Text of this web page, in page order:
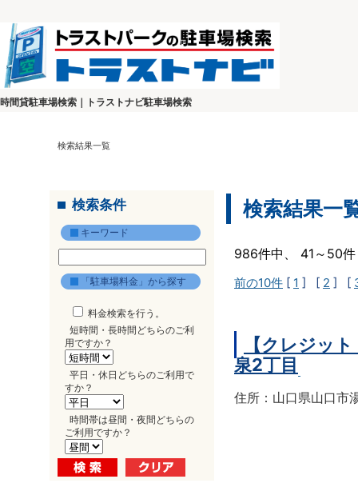
時間貸駐車場検索｜トラストナビ駐車場検索
検索結果一覧
検索条件
キーワード
「駐車場料金」から探す
料金検索を行う。
短時間・長時間どちらのご利
用ですか？
平日・休日どちらのご利用で
すか？
時間帯は昼間・夜間どちらの
ご利用ですか？
検索結果一
986件中、 41～50
前の10件 [ 1 ] [ 2 ] [
【クレジッ
泉2丁目
住所：山口県山口市